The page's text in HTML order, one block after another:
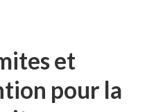
et
pour la